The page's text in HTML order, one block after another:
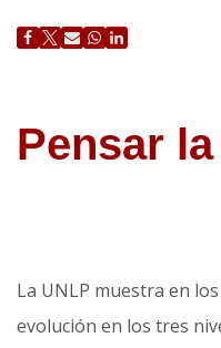
Pensar
La UNLP muestra en
evolución en los tres